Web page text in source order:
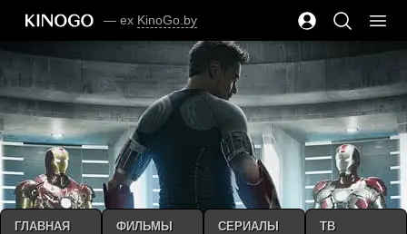
— ex KinoGo.by
ГЛАВНАЯ ФИЛЬМЫ СЕРИАЛЫ ТВ